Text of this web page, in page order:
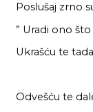
Poslušaj zrno
” Uradi ono što
Ukrašću te
Odvešću te